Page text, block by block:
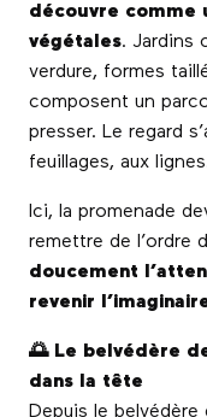
découvre comme
végétales. Jardins
verdure, formes
composent un
presser. Le regard
feuillages, aux
Ici, la promenade
remettre de l’ordre
doucement
revenir
🌅 Le belvédère
dans la tête
Depuis le belvédère